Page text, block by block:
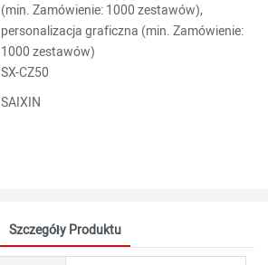
(min. Zamówienie: 1000 zestawów),
personalizacja graficzna (min. Zamówienie:
1000 zestawów)
SX-CZ50
SAIXIN
Szczegóły Produktu